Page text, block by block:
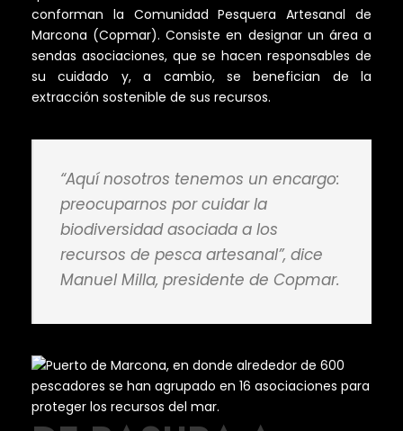
conforman la Comunidad Pesquera Artesanal de
Marcona (Copmar). Consiste en designar un área a
sendas asociaciones, que se hacen responsables de
su cuidado y, a cambio, se benefician de la
extracción sostenible de sus recursos.
“Aquí nosotros tenemos un encargo:
preocuparnos por cuidar la
biodiversidad asociada a los
recursos de pesca artesanal”, dice
Manuel Milla, presidente de Copmar.